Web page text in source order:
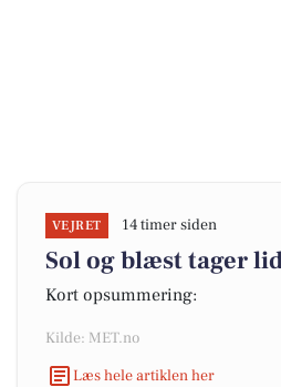
VEJRET 14 timer siden
Sol og blæst tager
Kort opsummering:
Kilde: MET.no
Læs hele artiklen her